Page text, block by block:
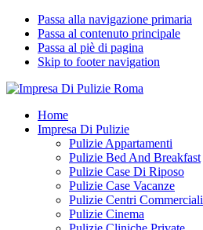
Passa alla navigazione primaria
Passa al contenuto principale
Passa al piè di pagina
Skip to footer navigation
Impresa Di Pulizie Roma
✅ Abitazioni e Attività Commerciali
Home
Impresa Di Pulizie
Pulizie Appartamenti
Pulizie Bed And Breakfast
Pulizie Case Di Riposo
Pulizie Case Vacanze
Pulizie Centri Commerciali
Pulizie Cinema